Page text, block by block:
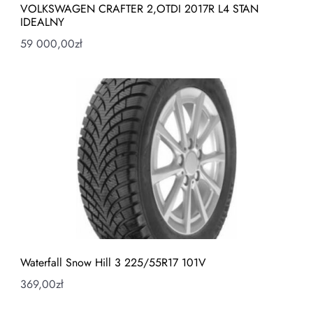
VOLKSWAGEN CRAFTER 2,OTDI 2017R L4 STAN
IDEALNY
59 000,00zł
Waterfall Snow Hill 3 225/55R17 101V
369,00zł